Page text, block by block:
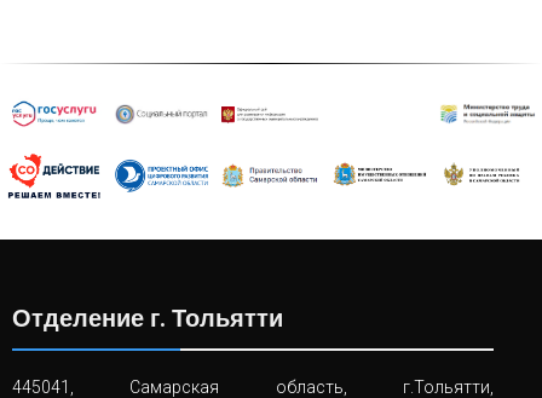
Отделение г. Тольятти
445041, Самарская область, г.Тольятти,